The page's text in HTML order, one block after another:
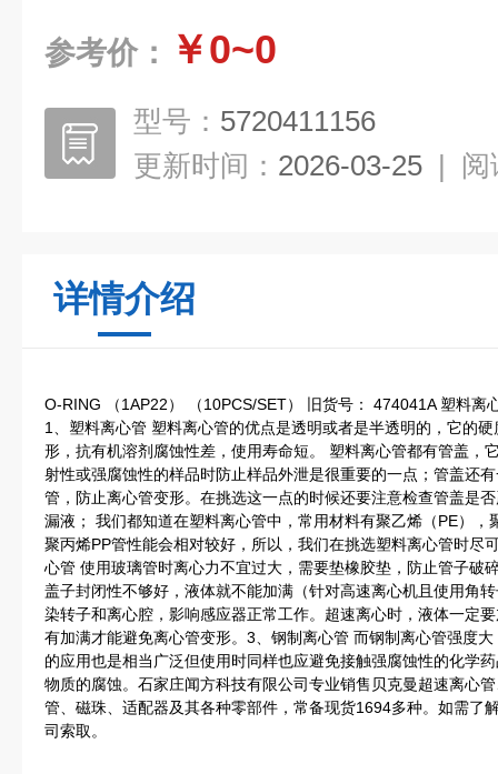
参考价： ￥0~0
型号： 5720411156
更新时间： 2026-03-25 | 阅
详情介绍
O-RING （1AP22） （10PCS/SET） 旧货号： 474041A 塑料离
1、塑料离心管 塑料离心管的优点是透明或者是半透明的，它的
形，抗有机溶剂腐蚀性差，使用寿命短。 塑料离心管都有管盖，
射性或强腐蚀性的样品时防止样品外泄是很重要的一点；管盖还
管，防止离心管变形。在挑选这一点的时候还要注意检查管盖是
漏液； 我们都知道在塑料离心管中，常用材料有聚乙烯（PE）
聚丙烯PP管性能会相对较好，所以，我们在挑选塑料离心管时尽
心管 使用玻璃管时离心力不宜过大，需要垫橡胶垫，防止管子破
盖子封闭性不够好，液体就不能加满（针对高速离心机且使用角
染转子和离心腔，影响感应器正常工作。超速离心时，液体一定
有加满才能避免离心管变形。3、钢制离心管 而钢制离心管强度
的应用也是相当广泛但使用时同样也应避免接触强腐蚀性的化学
物质的腐蚀。石家庄闻方科技有限公司专业销售贝克曼超速离心
管、磁珠、适配器及其各种零部件，常备现货1694多种。如需了
司索取。